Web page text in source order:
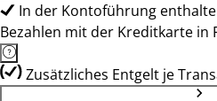
In der Kontoführung
Bezahlen mit der Kreditkarte in
Zusätzliches Entgelt je